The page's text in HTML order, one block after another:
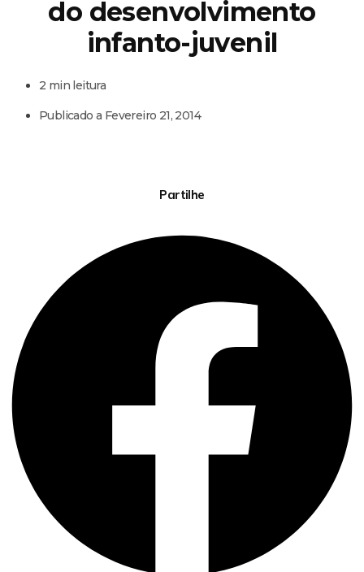
do desenvolvimento
infanto-juvenil
2 min leitura
Publicado a Fevereiro 21, 2014
Partilhe